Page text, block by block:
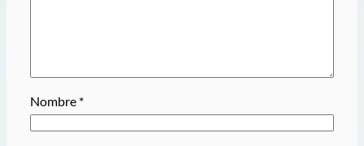
Nombre *